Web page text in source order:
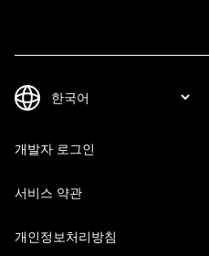
개발자 로그인
서비스 약관
개인정보처리방침